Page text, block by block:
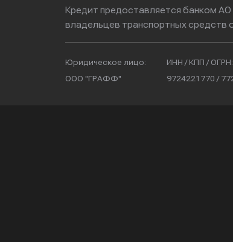
Кредит предоставляется банком АО
владельцев транспортных
Юридическое лицо:
ООО "ГРАФФ"
ИНН / КПП / ОГРН:
9724221770 /